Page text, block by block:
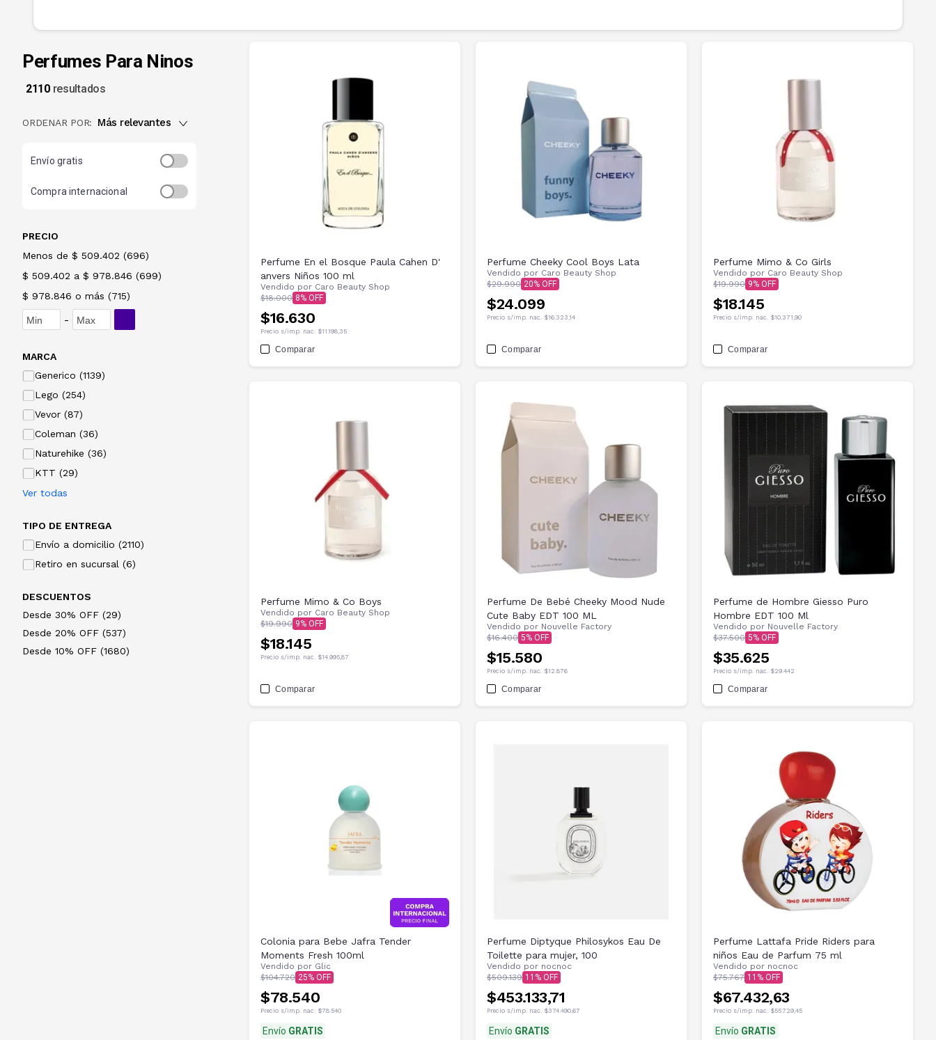
Perfumes Para Ninos
2110resultados
ORDENAR POR: Más relevantes
Envío gratis
Compra internacional
PRECIO
Menos de $ 509.402 (696)
$ 509.402 a $ 978.846 (699)
$ 978.846 o más (715)
-
MARCA
Generico (1139)
Lego (254)
Vevor (87)
Coleman (36)
Naturehike (36)
KTT (29)
Ver todas
TIPO DE ENTREGA
Envío a domicilio (2110)
Retiro en sucursal (6)
DESCUENTOS
Desde 30% OFF (29)
Desde 20% OFF (537)
Desde 10% OFF (1680)
Perfume En el Bosque Paula Cahen D'
anvers Niños 100 ml
Vendido por Caro Beauty Shop
$18.000 8
$16.630
Precio s/imp. nac. $11.198,35
Comparar
Perfume Cheeky Cool Boys Lata
Vendido por Caro Beauty Shop
$29.990 20
$24.099
Precio s/imp. nac. $16.323,14
Comparar
Perfume Mimo & Co Girls
Vendido por Caro Beauty Shop
$19.990 9
$18.145
Precio s/imp. nac. $10.371,90
Comparar
Perfume Mimo & Co Boys
Vendido por Caro Beauty Shop
$19.990 9
$18.145
Precio s/imp. nac. $14.995,87
Comparar
Perfume De Bebé Cheeky Mood Nude
Cute Baby EDT 100 ML
Vendido por Nouvelle Factory
$16.400 5
$15.580
Precio s/imp. nac. $12.876
Comparar
Perfume de Hombre Giesso Puro
Hombre EDT 100 Ml
Vendido por Nouvelle Factory
$37.500 5
$35.625
Precio s/imp. nac. $29.442
Comparar
Colonia para Bebe Jafra Tender
Moments Fresh 100ml
Vendido por Glic
$104.720 25
$78.540
Precio s/imp. nac. $78.540
Envío GRATIS
Perfume Diptyque Philosykos Eau De
Toilette para mujer, 100
Vendido por nocnoc
$509.139 11
$453.133,71
Precio s/imp. nac. $374.490,67
Envío GRATIS
Perfume Lattafa Pride Riders para
niños Eau de Parfum 75 ml
Vendido por nocnoc
$75.767 11
$67.432,63
Precio s/imp. nac. $55.729,45
Envío GRATIS